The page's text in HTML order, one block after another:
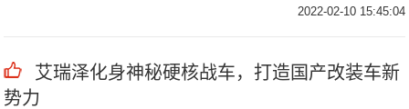
2022-02-10 15:45:04
艾瑞泽化身神秘硬核战车，打造国产改装车新
势力